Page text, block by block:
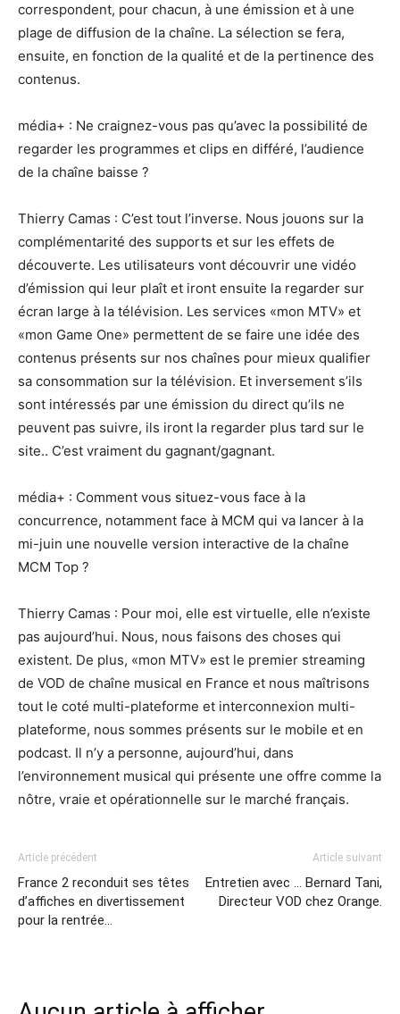
correspondent, pour chacun, à une émission et à une
plage de diffusion de la chaîne. La sélection se fera,
ensuite, en fonction de la qualité et de la pertinence des
contenus.
média+ : Ne craignez-vous pas qu’avec la possibilité de
regarder les programmes et clips en différé, l’audience
de la chaîne baisse ?
Thierry Camas : C’est tout l’inverse. Nous jouons sur la
complémentarité des supports et sur les effets de
découverte. Les utilisateurs vont découvrir une vidéo
d’émission qui leur plaît et iront ensuite la regarder sur
écran large à la télévision. Les services «mon MTV» et
«mon Game One» permettent de se faire une idée des
contenus présents sur nos chaînes pour mieux qualifier
sa consommation sur la télévision. Et inversement s’ils
sont intéressés par une émission du direct qu’ils ne
peuvent pas suivre, ils iront la regarder plus tard sur le
site.. C’est vraiment du gagnant/gagnant.
média+ : Comment vous situez-vous face à la
concurrence, notamment face à MCM qui va lancer à la
mi-juin une nouvelle version interactive de la chaîne
MCM Top ?
Thierry Camas : Pour moi, elle est virtuelle, elle n’existe
pas aujourd’hui. Nous, nous faisons des choses qui
existent. De plus, «mon MTV» est le premier streaming
de VOD de chaîne musical en France et nous maîtrisons
tout le coté multi-plateforme et interconnexion multi-
plateforme, nous sommes présents sur le mobile et en
podcast. Il n’y a personne, aujourd’hui, dans
l’environnement musical qui présente une offre comme la
nôtre, vraie et opérationnelle sur le marché français.
Article précédent
France 2 reconduit ses têtes
d’affiches en divertissement
pour la rentrée…
Article suivant
Entretien avec … Bernard Tani,
Directeur VOD chez Orange.